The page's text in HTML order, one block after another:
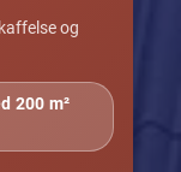
og
200 m²